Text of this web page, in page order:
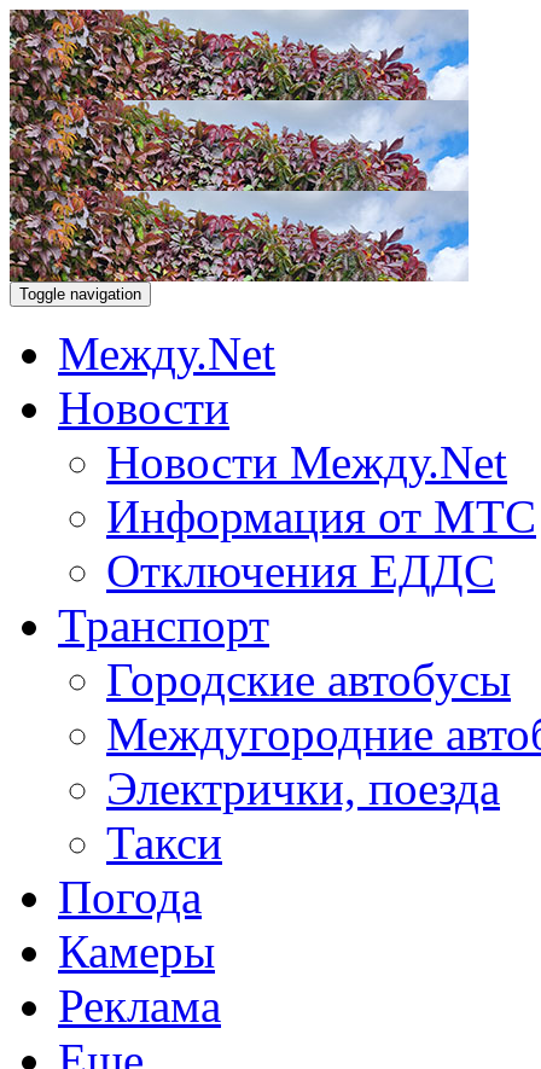
Toggle navigation
Между.Net
Новости
Новости Между.Net
Информация от МТС
Отключения ЕДДС
Транспорт
Городские автобусы
Междугородние
Электрички, поезда
Такси
Погода
Камеры
Реклама